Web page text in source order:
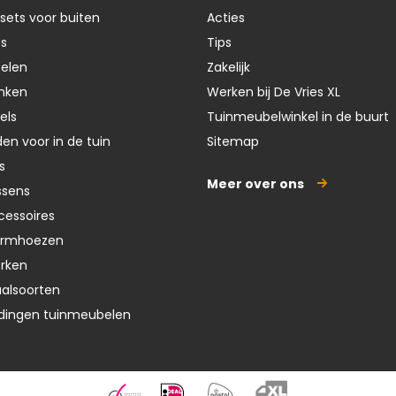
voor buiten
voor in de tuin
tuinmeubelen
Acties
Tips
Zakelijk
Werken bij De Vries XL
Tuinmeubelwinkel in de buurt
Sitemap
Meer over ons